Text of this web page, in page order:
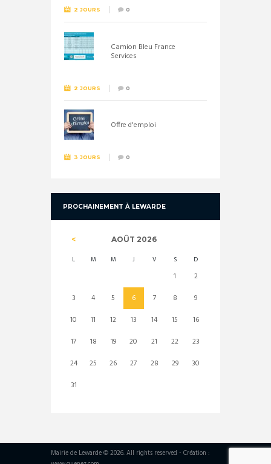
2 JOURS 0
Camion Bleu France
Services
2 JOURS 0
Offre d'emploi
3 JOURS 0
PROCHAINEMENT À LEWARDE
AOÛT 2026
L M M J V S D
1
2
3
4 5 6 7 8
9
10
11 12 13 14 15
16
17
18 19 20 21 22
23
24
25 26 27 28 29
30
31
Mairie de Lewarde © 2026. All rights reserved - Création :